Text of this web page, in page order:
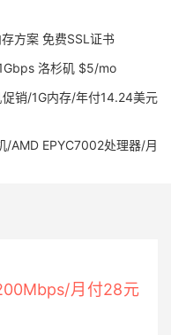
方案 免费SSL证书
洛杉矶 $5/mo
销/1G内存/年付14.24美元
/AMD EPYC7002处理器/月
月付28元